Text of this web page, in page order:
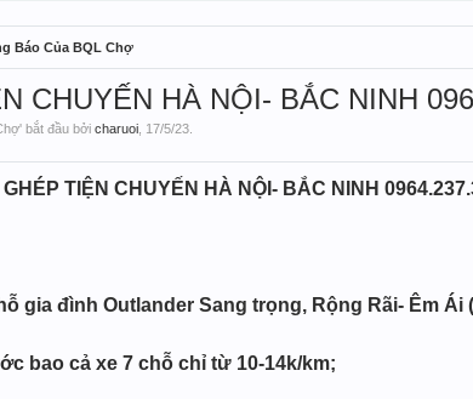
Báo Của BQL Chợ
CHUYẾN HÀ NỘI- BẮC NINH
' bắt đầu bởi charuoi 17/5/23
TIỆN CHUYẾN HÀ NỘI- BẮC NINH
gia đình Outlander Sang trọng, Rộng Rãi- Êm Ái
bao cả xe 7 chỗ chỉ từ 10-14k/km;